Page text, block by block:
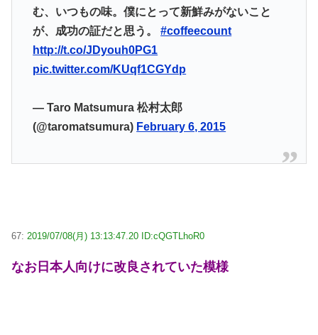
む、いつもの味。僕にとって新鮮みがないこと
が、成功の証だと思う。#coffeecount
http://t.co/JDyouh0PG1
pic.twitter.com/KUqf1CGYdp
— Taro Matsumura 松村太郎
(@taromatsumura) February 6, 2015
67: 2019/07/08(月) 13:13:47.20 ID:cQGTLhoR0
なお日本人向けに改良されていた模様